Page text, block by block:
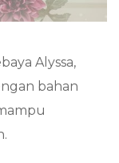
Alyssa,
bahan